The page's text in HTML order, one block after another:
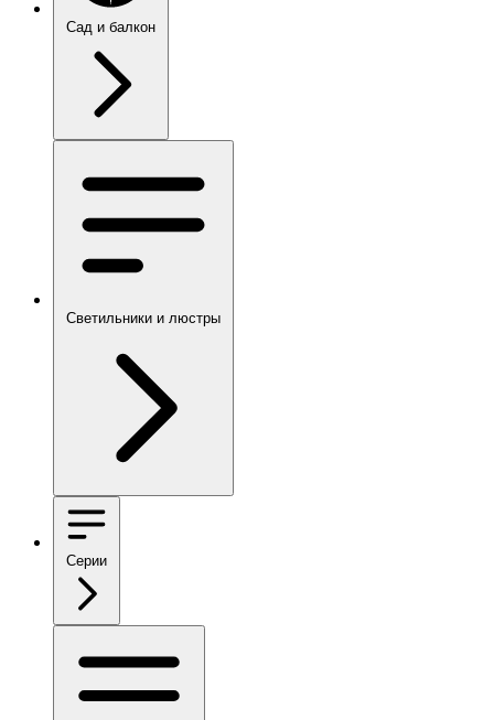
Сад и балкон
Светильники и люстры
Серии